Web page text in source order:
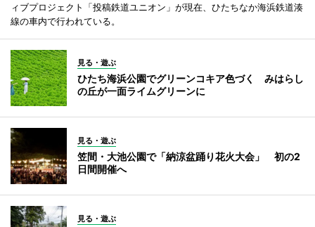
ィブプロジェクト「投稿鉄道ユニオン」が現在、ひたちなか海浜鉄道湊
線の車内で行われている。
見る・遊ぶ
ひたち海浜公園でグリーンコキア色づく みはらし
の丘が一面ライムグリーンに
見る・遊ぶ
笠間・大池公園で「納涼盆踊り花火大会」 初の2
日間開催へ
見る・遊ぶ